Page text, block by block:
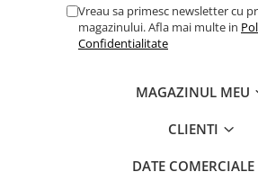
Vreau sa primesc newsletter cu
magazinului. Afla mai multe in
Confidentialitate
MAGAZINUL MEU
CLIENTI
DATE COMERCIALE